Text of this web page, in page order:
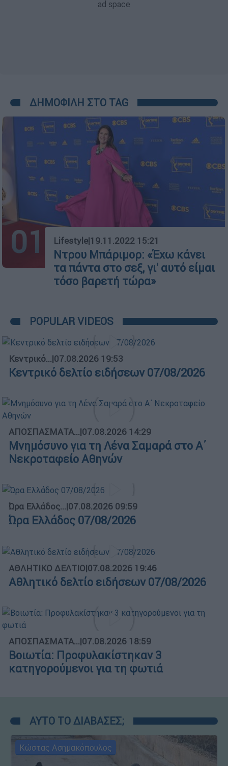
ΔΗΜΟΦΙΛΗ ΣΤΟ TAG
01 Lifestyle|19.11.2022 15:21
Ντρου Μπάριμορ: «Έχω κάνει
τα πάντα στο σεξ, γι' αυτό είμαι
τόσο βαρετή τώρα»
POPULAR VIDEOS
Κεντρικό...|07.08.2026 19:53
Κεντρικό δελτίο ειδήσεων 07/08/2026
ΑΠΟΣΠΑΣΜΑΤΑ...|07.08.2026 14:29
Μνημόσυνο για τη Λένα Σαμαρά στο Α΄
Νεκροταφείο Αθηνών
Ώρα Ελλάδος...|07.08.2026 09:59
Ώρα Ελλάδος 07/08/2026
ΑΘΛΗΤΙΚΟ ΔΕΛΤΙΟ|07.08.2026 19:46
Αθλητικό δελτίο ειδήσεων 07/08/2026
ΑΠΟΣΠΑΣΜΑΤΑ...|07.08.2026 18:59
Βοιωτία: Προφυλακίστηκαν 3
κατηγορούμενοι για τη φωτιά
ΑΥΤΟ ΤΟ ΔΙΑΒΑΣΕΣ;
Κώστας Ασημακόπουλος